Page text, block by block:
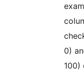
0)
100)